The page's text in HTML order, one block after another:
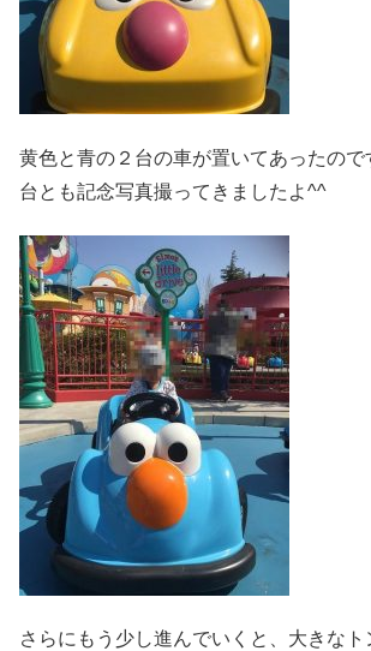
黄色と青の２台の車が置いてあったので
台とも記念写真撮ってきましたよ^^
さらにもう少し進んでいくと、大きな